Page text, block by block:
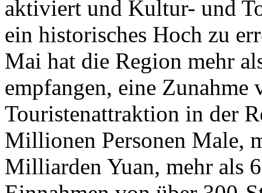
aktiviert und Kultur- und
ein historisches Hoch zu
Mai hat die Region mehr
empfangen, eine
Touristenattraktion in der
Millionen Personen Male,
Milliarden Yuan, mehr als